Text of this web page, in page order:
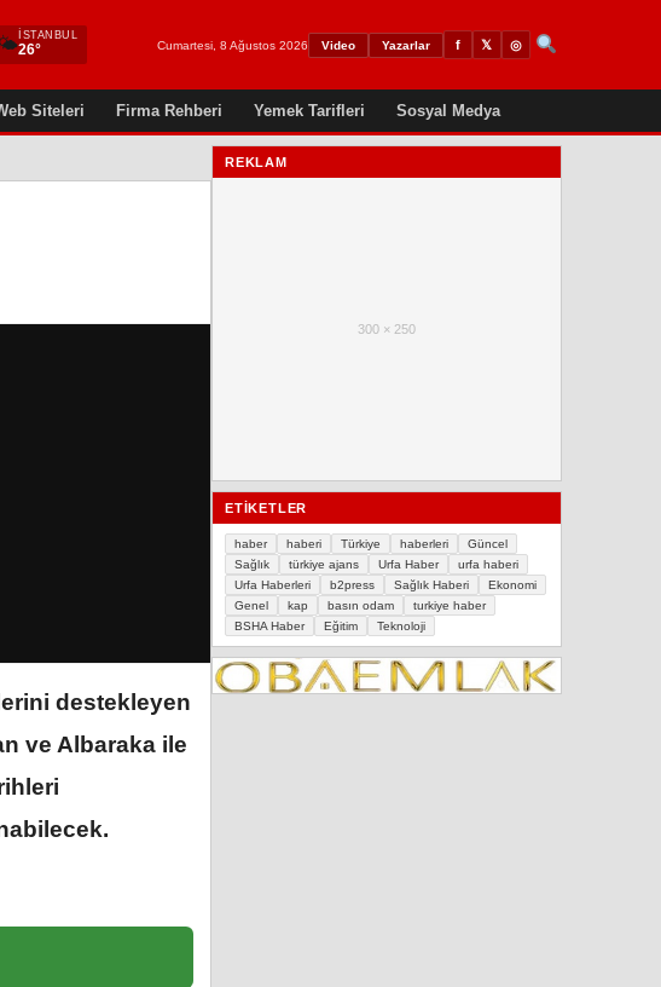
İSTANBUL
26° Cumartesi, 8 Ağustos 2026 Video Yazarlar f 𝕏 ◎
Siteleri Firma Rehberi Yemek Tarifleri Sosyal Medya
destekleyen
ve Albaraka ile
REKLAM
300 × 250
ETIKETLER
haber haberi Türkiye haberleri
Güncel
Sağlık
türkiye ajans Urfa Haber
urfa haberi
Urfa Haberleri
b2press Sağlık Haberi
Ekonomi
Genel
kap basın odam
turkiye haber
BSHA Haber
Eğitim Teknoloji